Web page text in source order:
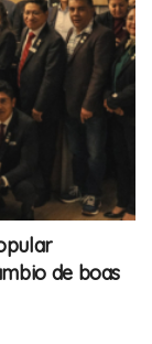
de boas